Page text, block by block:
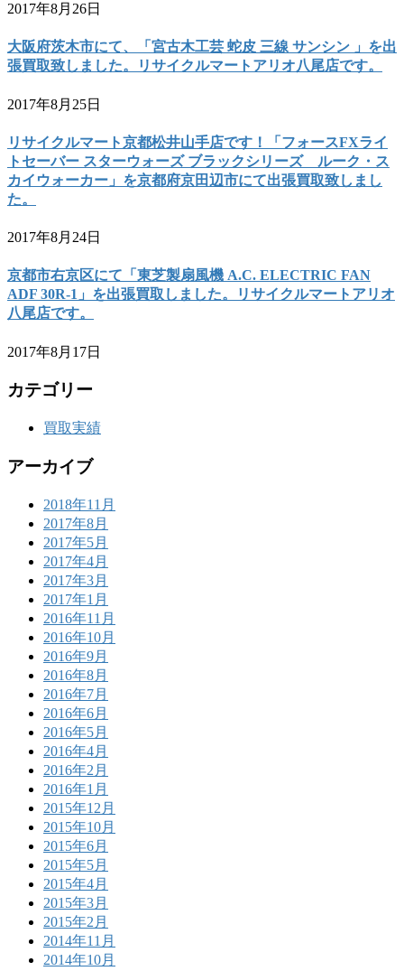
2017年8月26日
大阪府茨木市にて、「宮古木工芸 蛇皮 三線 サンシン 」を出
張買取致しました。リサイクルマートアリオ八尾店です。
2017年8月25日
リサイクルマート京都松井山手店です！「フォースFXライ
トセーバー スターウォーズ ブラックシリーズ ルーク・ス
カイウォーカー」を京都府京田辺市にて出張買取致しまし
た。
2017年8月24日
京都市右京区にて「東芝製扇風機 A.C. ELECTRIC FAN
ADF 30R-1」を出張買取しました。リサイクルマートアリオ
八尾店です。
2017年8月17日
カテゴリー
買取実績
アーカイブ
2018年11月
2017年8月
2017年5月
2017年4月
2017年3月
2017年1月
2016年11月
2016年10月
2016年9月
2016年8月
2016年7月
2016年6月
2016年5月
2016年4月
2016年2月
2016年1月
2015年12月
2015年10月
2015年6月
2015年5月
2015年4月
2015年3月
2015年2月
2014年11月
2014年10月